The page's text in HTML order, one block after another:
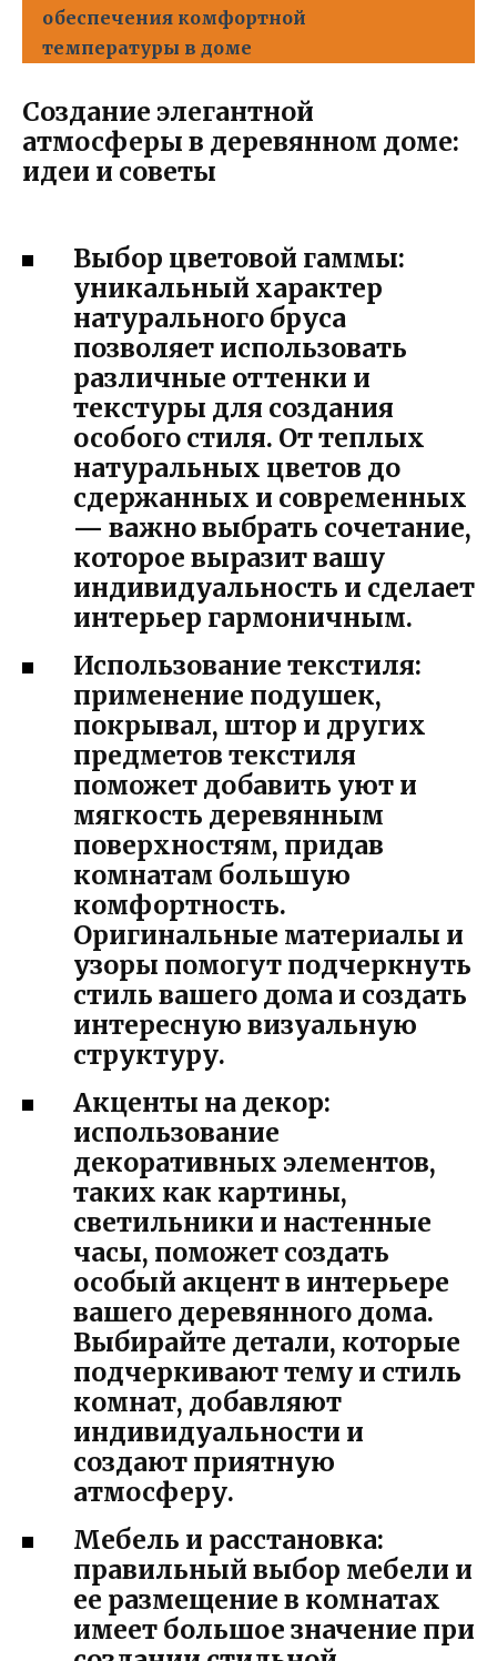
обеспечения комфортной
температуры в доме
Создание элегантной
атмосферы в деревянном доме:
идеи и советы
Выбор цветовой гаммы:
уникальный характер
натурального бруса
позволяет использовать
различные оттенки и
текстуры для создания
особого стиля. От теплых
натуральных цветов до
сдержанных и современных
— важно выбрать сочетание,
которое выразит вашу
индивидуальность и сделает
интерьер гармоничным.
Использование текстиля:
применение подушек,
покрывал, штор и других
предметов текстиля
поможет добавить уют и
мягкость деревянным
поверхностям, придав
комнатам большую
комфортность.
Оригинальные материалы и
узоры помогут подчеркнуть
стиль вашего дома и создать
интересную визуальную
структуру.
Акценты на декор:
использование
декоративных элементов,
таких как картины,
светильники и настенные
часы, поможет создать
особый акцент в интерьере
вашего деревянного дома.
Выбирайте детали, которые
подчеркивают тему и стиль
комнат, добавляют
индивидуальности и
создают приятную
атмосферу.
Мебель и расстановка:
правильный выбор мебели и
ее размещение в комнатах
имеет большое значение при